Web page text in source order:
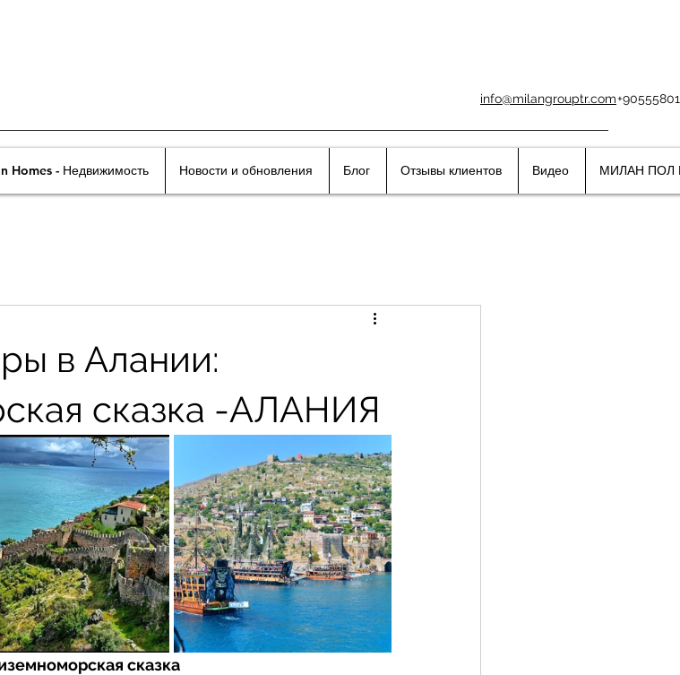
info@milangrouptr.com
Homes - Недвижимость Новости и обновления Блог Отзывы клиентов Видео МИЛАН ПОЛ
в Алании:
сказка -АЛАНИЯ
сказка